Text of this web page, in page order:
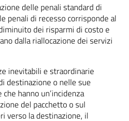
delle penali standard di
penali di recesso corrisponde al
dei risparmi di costo e
dalla riallocazione dei servizi
inevitabili e straordinarie
destinazione o nelle sue
hanno un’incidenza
del pacchetto o sul
verso la destinazione, il